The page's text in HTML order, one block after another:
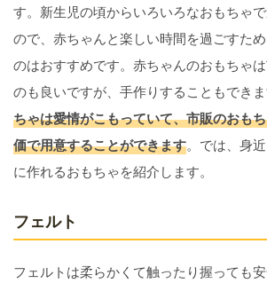
す。新生児の頃からいろいろなおもちゃ
ので、赤ちゃんと楽しい時間を過ごすた
のはおすすめです。赤ちゃんのおもちゃ
のも良いですが、手作りすることもできま
ちゃは愛情がこもっていて、市販のおも
価で用意することができます。では、身
に作れるおもちゃを紹介します。
フェルト
フェルトは柔らかくて触ったり握っても